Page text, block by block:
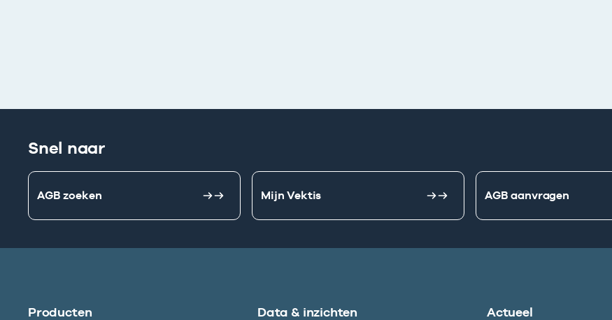
Snel naar
AGB zoeken Mijn Vektis AGB aanvragen
Producten Data & inzichten Actueel